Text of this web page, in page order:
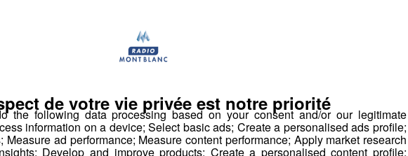
the following data processing based on your consent and/or our legitimate
information on a device; Select basic ads; Create a personalised ads profile;
ad performance; Measure content performance; Apply market research
Develop and improve products; Create a personalised content profile;
de votre vie privée est notre priorité